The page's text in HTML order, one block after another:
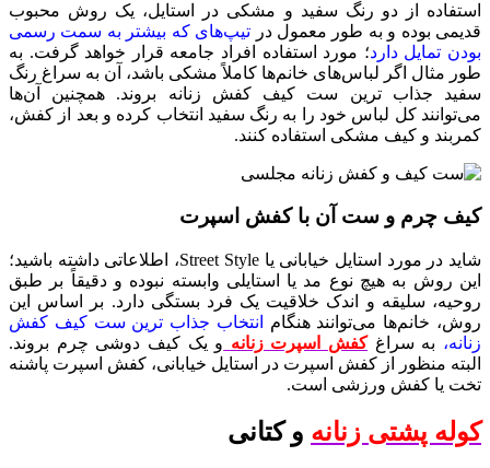
استفاده از دو رنگ سفید و مشکی در استایل، یک روش محبوب
قدیمی بوده و به طور معمول در تیپ‌های که بیشتر به سمت رسمی
بودن تمایل دارد؛ مورد استفاده افراد جامعه قرار خواهد گرفت. به
طور مثال اگر لباس‌های خانم‌ها کاملاً مشکی باشد، آن به سراغ رنگ
سفید جذاب‌ ترین ست کیف کفش زنانه بروند. همچنین آن‌ها
می‌توانند کل لباس خود را به رنگ سفید انتخاب کرده و بعد از کفش،
کمربند و کیف مشکی استفاده کنند.
کیف چرم و ست آن با کفش اسپرت
شاید در مورد استایل خیابانی یا Street Style، اطلاعاتی داشته باشید؛
این روش به هیچ نوع مد یا استایلی وابسته نبوده و دقیقاً بر طبق
روحیه، سلیقه و اندک خلاقیت یک فرد بستگی دارد. بر اساس این
روش، خانم‌ها می‌توانند هنگام
انتخاب جذاب‌ ترین ست کیف کفش
زنانه،به سراغ کفش اسپرت زنانه و یک کیف دوشی چرم بروند.
البته منظور از کفش اسپرت در استایل خیابانی، کفش اسپرت پاشنه
تخت یا کفش ورزشی است.
کوله پشتی زنانهو کتانی